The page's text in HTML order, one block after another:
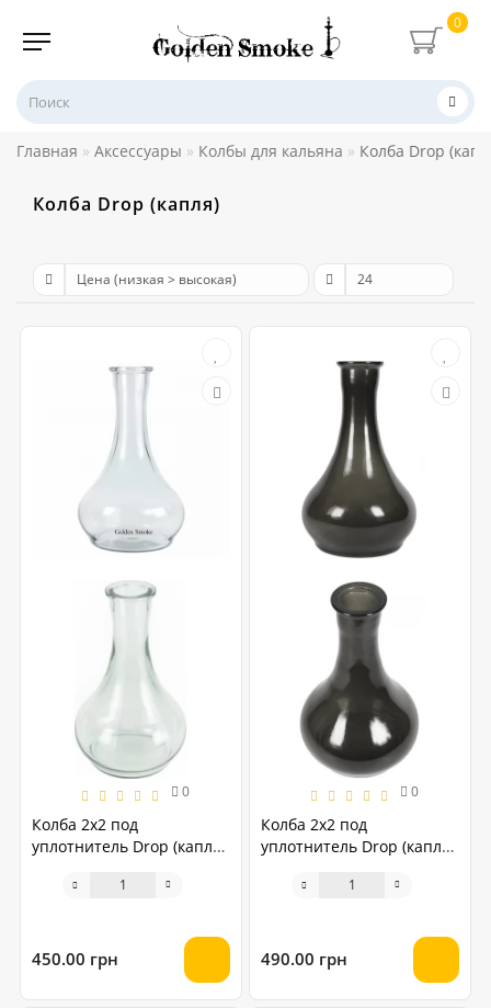
0
Главная Аксессуары Колбы для кальяна Колба Drop
Колба Drop (капля)
0
Колба 2х2 под
уплотнитель Drop (капля)
450.00 грн
0
Колба 2х2 под
уплотнитель Drop (капля)
490.00 грн